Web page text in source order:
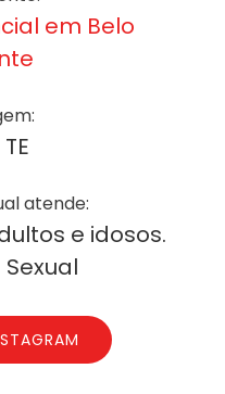
em Belo
atende:
e idosos.